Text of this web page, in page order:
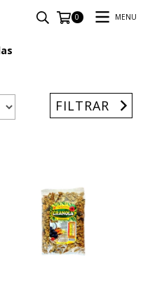
0 MENU
FILTRAR